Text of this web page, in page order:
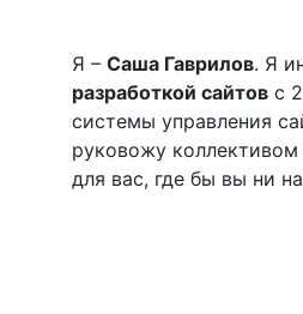
Я – Саша Гаврилов. Я
разработкой сайтов с
системы управления
руковожу
для вас, где бы вы ни